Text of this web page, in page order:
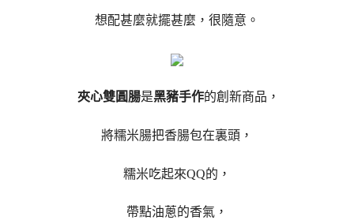
想配甚麼就擺甚麼，很隨意。
夾心雙圓腸是黑豬手作的創新商品，
將糯米腸把香腸包在裏頭，
糯米吃起來QQ的，
帶點油蔥的香氣，